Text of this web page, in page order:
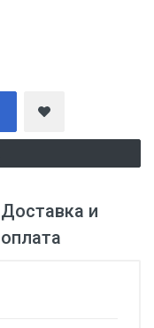
Доставка и
оплата